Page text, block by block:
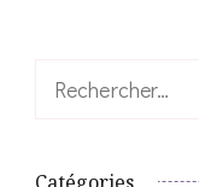
Rechercher :